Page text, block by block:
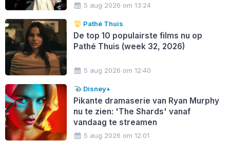
5 aug 2026 om 13:24
Pathé Thuis
De top 10 populairste films nu op
Pathé Thuis (week 32, 2026)
5 aug 2026 om 12:40
Disney+
Pikante dramaserie van Ryan Murphy
nu te zien: 'The Shards' vanaf
vandaag te streamen
5 aug 2026 om 12:01